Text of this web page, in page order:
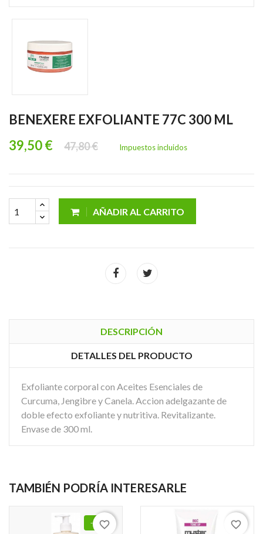
BENEXERE EXFOLIANTE 77C 300 ML
39,50 €
47,80 € Impuestos incluidos
AÑADIR AL CARRITO
DESCRIPCIÓN
DETALLES DEL PRODUCTO
Exfoliante corporal con Aceites Esenciales de
Curcuma, Jengibre y Canela. Accion adelgazante de
doble efecto exfoliante y nutritiva. Revitalizante.
Envase de 300 ml.
TAMBIÉN PODRÍA INTERESARLE
-40%
favorite_border favorite_border